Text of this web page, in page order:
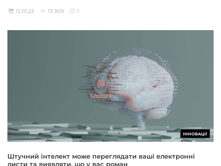
12.10.23 13 309 1
ІННОВАЦІЇ
Штучний інтелект може переглядати ваші електронні
листи та виявляти, що у вас роман